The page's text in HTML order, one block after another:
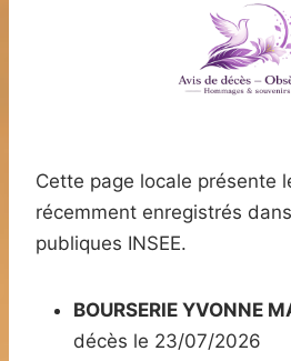
Cette page locale présente
récemment enregistrés
publiques INSEE.
BOURSERIE YVONNE
décès le 23/07/2026